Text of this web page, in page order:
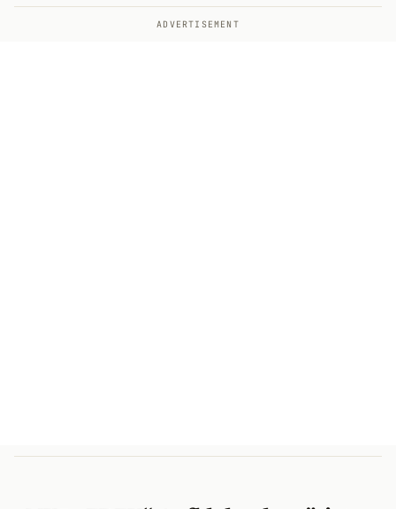
ADVERTISEMENT